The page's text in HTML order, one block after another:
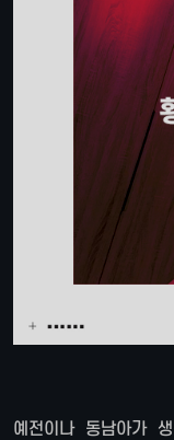
예전이나 동남아가